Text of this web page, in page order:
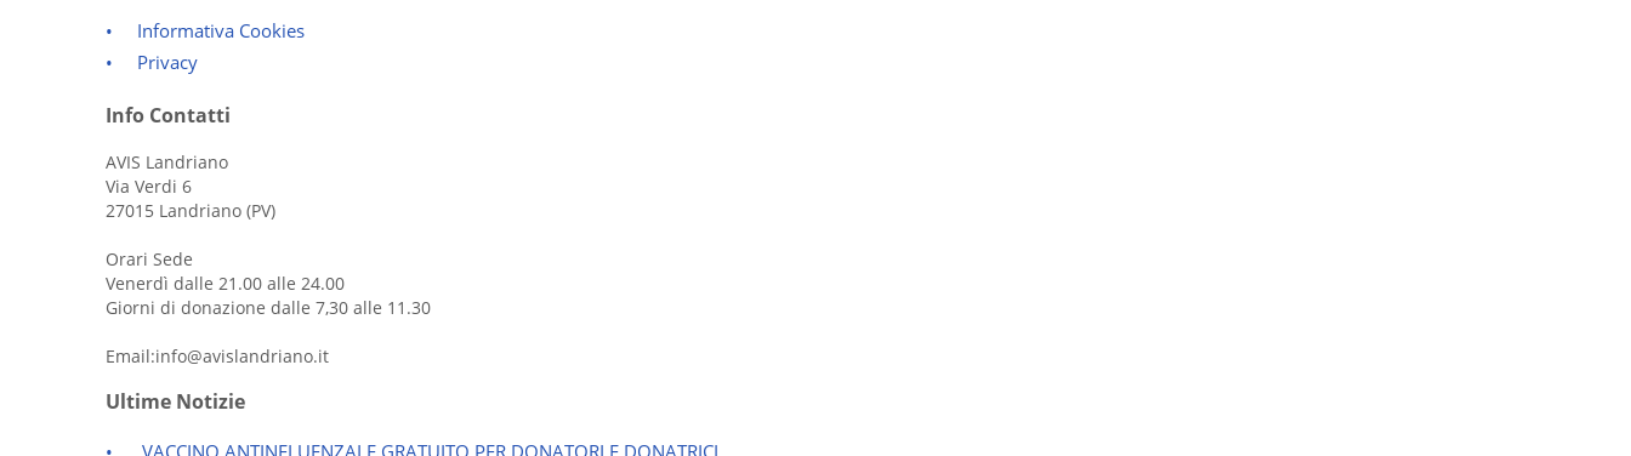
Informativa Cookies
Privacy
Info Contatti
AVIS Landriano
Via Verdi 6
27015 Landriano (PV)
Orari Sede
Venerdì dalle 21.00 alle 24.00
Giorni di donazione dalle 7,30 alle 11.30
Email:info@avislandriano.it
Ultime Notizie